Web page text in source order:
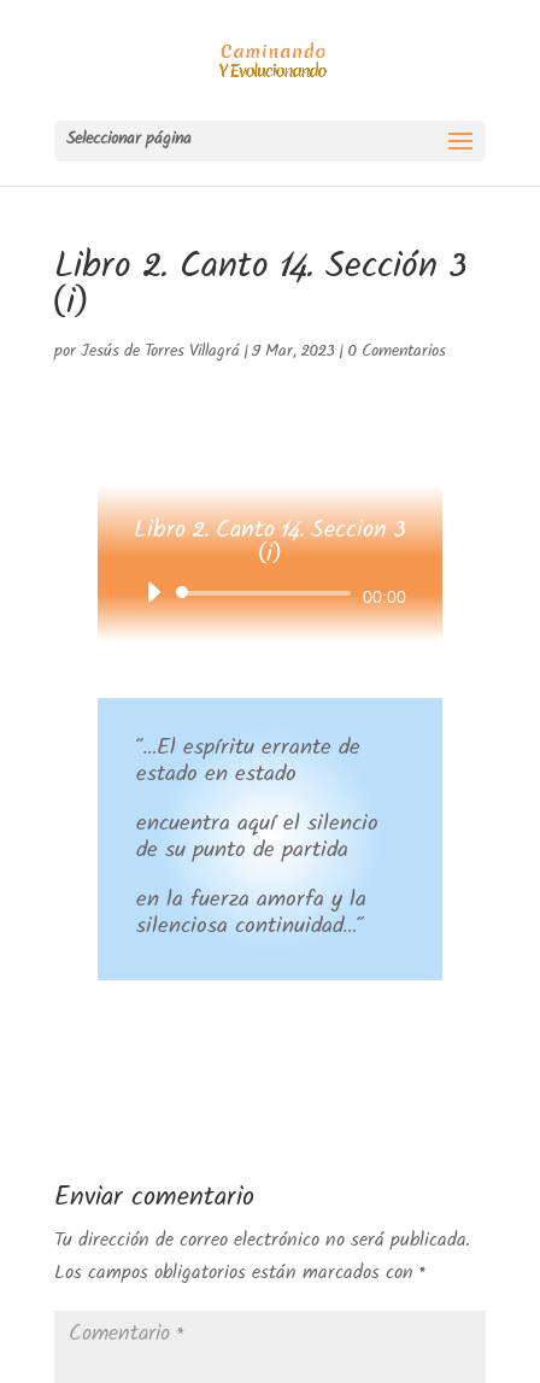
Seleccionar página
Libro 2. Canto 14. Sección 3
(i)
por Jesús de Torres Villagrá |9 Mar, 2023 | 0 Comentarios
Libro 2. Canto 14. Seccion 3
(i)
Reproductor
de
00:00
“…El espíritu errante de
estado en estado
encuentra aquí el silencio
de su punto de partida
en la fuerza amorfa y la
silenciosa continuidad…”
Enviar comentario
Tu dirección de correo electrónico no será publicada.
Los campos obligatorios están marcados con *